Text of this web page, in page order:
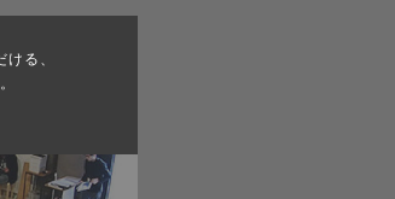
る、